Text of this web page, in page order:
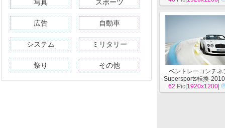
写真 スポーツ
広告 自動車
システム ミリタリー
祭り その他
ベントレーコンチネ
Supersports転換-
壁紙[自動車 ]
62 Pic| 1920x1200